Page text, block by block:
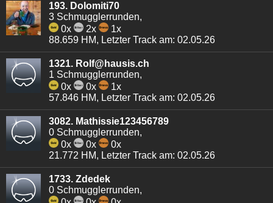
193. Dolomiti70
3 Schmugglerrunden,
0x
2x
1x
88.659 HM, Letzter Track am: 02.05.26
1321. Rolf@hausis.ch
1 Schmugglerrunden,
0x
0x
1x
57.846 HM, Letzter Track am: 02.05.26
3082. Mathissie123456789
0 Schmugglerrunden,
0x
0x
0x
21.772 HM, Letzter Track am: 02.05.26
1733. Zdedek
0 Schmugglerrunden,